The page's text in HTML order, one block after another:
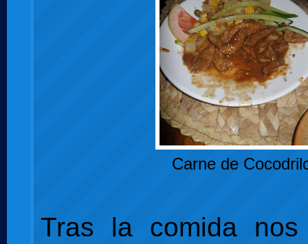
Carne de
Tras la comida